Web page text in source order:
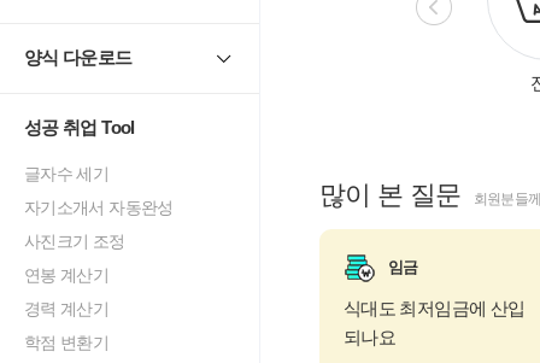
양식 다운로드
성공 취업 Tool
글자수 세기
자기소개서 자동완성
사진크기 조정
연봉 계산기
경력 계산기
학점 변환기
많이 본 질문 회원분들
임금
식대도 최저임금에 산입
되나요